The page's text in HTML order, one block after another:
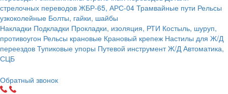
стрелочных переводов ЖБР-65, АРС-04 Трамвайные пути Рельсы
узкоколейные Болты, гайки, шайбы
Накладки Подкладки Прокладки, изоляция, РТИ Костыль, шуруп,
противоугон Рельсы крановые Крановый крепеж Настилы для Ж/Д
переездов Тупиковые упоры Путевой инструментЖ/Д Автоматика,
СЦБ
Обратный звонок